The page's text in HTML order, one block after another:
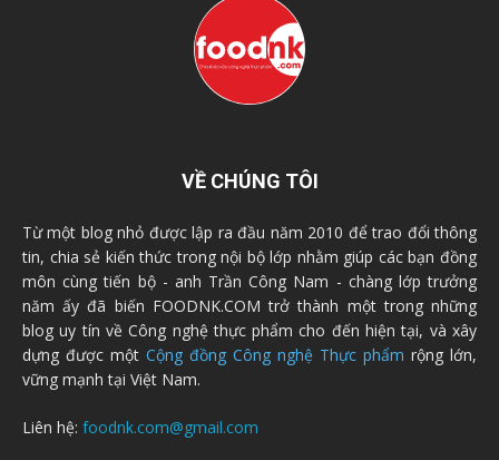
VỀ CHÚNG TÔI
Từ một blog nhỏ được lập ra đầu năm 2010 để trao đổi thông
tin, chia sẻ kiến thức trong nội bộ lớp nhằm giúp các bạn đồng
môn cùng tiến bộ - anh Trần Công Nam - chàng lớp trưởng
năm ấy đã biến FOODNK.COM trở thành một trong những
blog uy tín về Công nghệ thực phẩm cho đến hiện tại, và xây
dựng được một Cộng đồng Công nghệ Thực phẩm rộng lớn,
vững mạnh tại Việt Nam.
Liên hệ: foodnk.com@gmail.com